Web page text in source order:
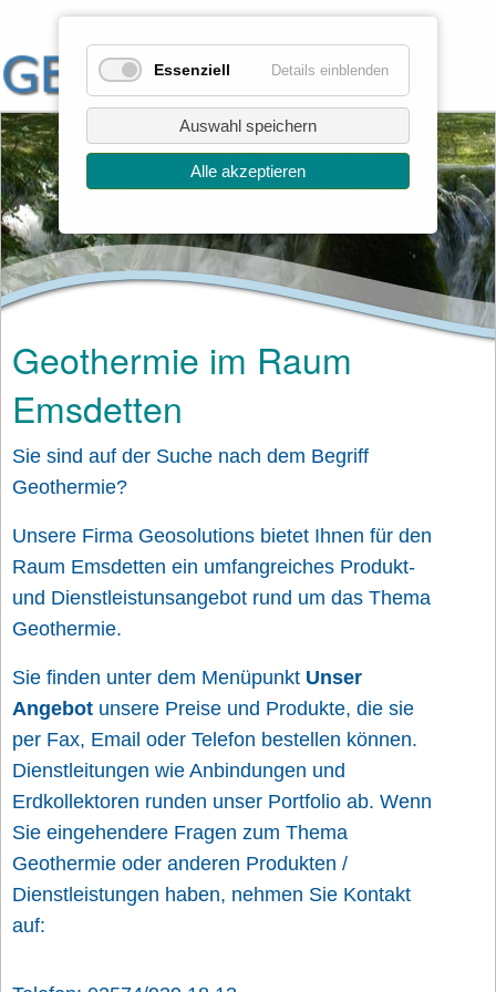
Geothermie im Raum
Emsdetten
Sie sind auf der Suche nach dem Begriff
Geothermie?
Unsere Firma Geosolutions bietet Ihnen für den
Raum Emsdetten ein umfangreiches Produkt-
und Dienstleistunsangebot rund um das Thema
Geothermie.
Sie finden unter dem Menüpunkt Unser
Angebot unsere Preise und Produkte, die sie
per Fax, Email oder Telefon bestellen können.
Dienstleitungen wie Anbindungen und
Erdkollektoren runden unser Portfolio ab. Wenn
Sie eingehendere Fragen zum Thema
Geothermie oder anderen Produkten /
Dienstleistungen haben, nehmen Sie Kontakt
auf:
Essenziell Details einblenden
Auswahl speichern
Alle akzeptieren